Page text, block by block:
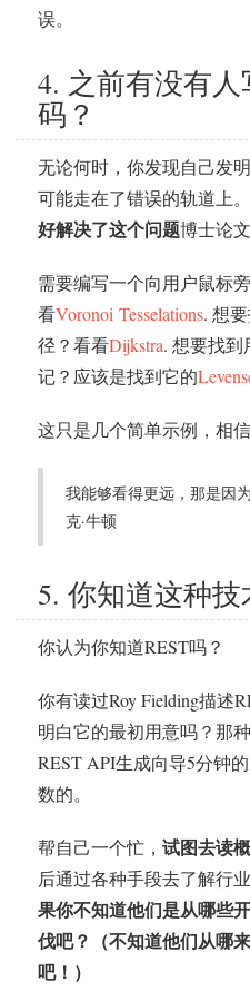
误。
4. 之前有没有
码？
无论何时，你发现自己发
可能走在了错误的轨道上
好解决了这个问题博士论文
需要编写一个向用户鼠标
看Voronoi Tesselations. 想
径？看看Dijkstra. 想要找
记？应该是找到它的
这只是几个简单示例，相
我能够看得更远，那是因
克·牛顿
5. 你知道这种技
你认为你知道REST吗？
你有读过Roy Fielding描述
明白它的最初用意吗？那
REST API生成向导5分钟
数的。
帮自己一个忙， 试图去读
后通过各种手段去了解行
果你不知道他们是从哪些
伐吧？（不知道他们从哪
吧！）